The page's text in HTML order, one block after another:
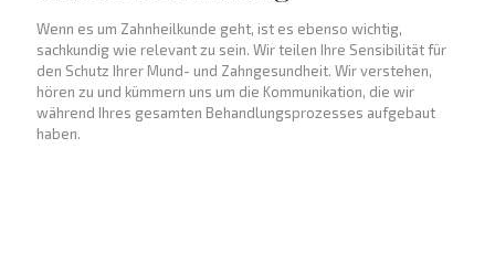
Wenn es um Zahnheilkunde geht, ist es ebenso wichtig,
sachkundig wie relevant zu sein. Wir teilen Ihre Sensibilität für
den Schutz Ihrer Mund- und Zahngesundheit. Wir verstehen,
hören zu und kümmern uns um die Kommunikation, die wir
während Ihres gesamten Behandlungsprozesses aufgebaut
haben.